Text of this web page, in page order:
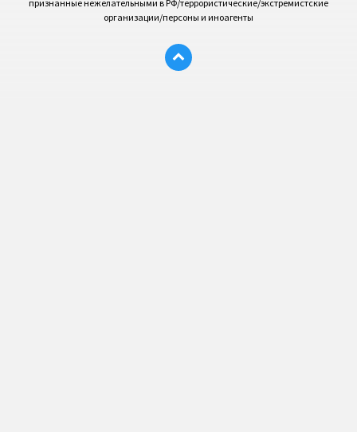
признанные нежелательными в РФ/террористические/экстремистские
организации/персоны и иноагенты